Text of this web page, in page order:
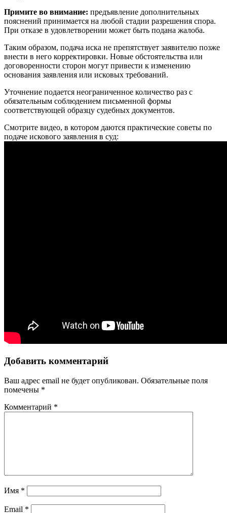
Примите во внимание: предъявление дополнительных
пояснений принимается на любой стадии разрешения спора.
При отказе в удовлетворении может быть подана жалоба.
Таким образом, подача иска не препятствует заявителю позже
внести в него корректировки. Новые обстоятельства или
договоренности сторон могут привести к изменению
основания заявления или исковых требований.
Уточнение подается неограниченное количество раз с
обязательным соблюдением письменной формы
соответствующей образцу судебных документов.
Смотрите видео, в котором даются практические советы по
подаче искового заявления в суд:
Добавить комментарий
Ваш адрес email не будет опубликован. Обязательные поля
помечены *
Комментарий *
Имя *
Email *